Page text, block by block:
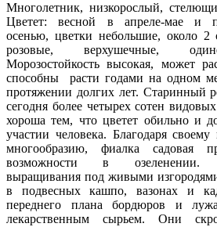
Многолетник, низкорослый,
Цветет: весной в апреле-мае и
осенью, цветки небольшие, около
розовые, верхушечные,
Морозостойкость высокая, может
способны расти годами на одном
протяжении долгих лет. Старинный
сегодня более четырех сотен
хороша тем, что цветет обильно и
участии человека. Благодаря
многообразию, фиалка садовая
возможности в озеленении.
выращивания под живыми
в подвесных кашпо, вазонах и
переднего плана бордюров и
лекарственным сырьем. Они